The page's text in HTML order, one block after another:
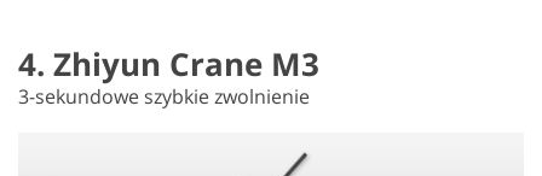
4. Zhiyun Crane M3
3-sekundowe szybkie zwolnienie